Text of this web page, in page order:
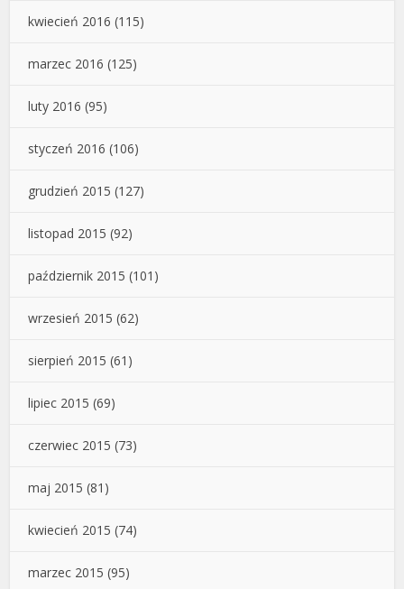
kwiecień 2016 (115)
marzec 2016 (125)
luty 2016 (95)
styczeń 2016 (106)
grudzień 2015 (127)
listopad 2015 (92)
październik 2015 (101)
wrzesień 2015 (62)
sierpień 2015 (61)
lipiec 2015 (69)
czerwiec 2015 (73)
maj 2015 (81)
kwiecień 2015 (74)
marzec 2015 (95)